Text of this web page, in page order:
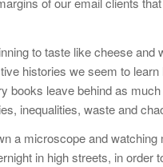
to taste like cheese and
histories we seem to
books leave behind as
inequalities, waste and
a microscope and
in high streets, in order